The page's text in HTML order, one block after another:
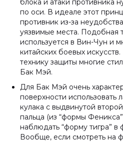
блока и атаки противника
по оси. В идеале этот
противник из-за
уязвимые места. Подобная
используется в Вин-Чун и
китайских боевых
технику защиты многие
Бак Мэй.
Для Бак Мэй очень
поверхности
кулака с выдвинутой
пальца (из “формы
наблюдать “форму тигра” в
Вообще, если смотреть на